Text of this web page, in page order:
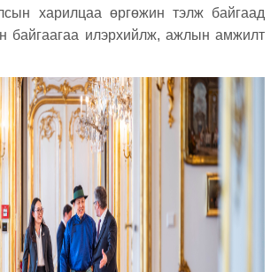
харилцаа өргөжин тэлж байгаад
байгаагаа илэрхийлж, ажлын амжилт